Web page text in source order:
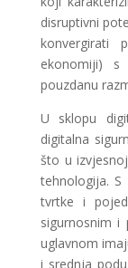
disruptivni
konvergirati
ekonomiji) s
pouzdanu
U sklopu
digitalna
što u
tehnologija.
tvrtke i
sigurnosnim i
uglavnom
i srednja